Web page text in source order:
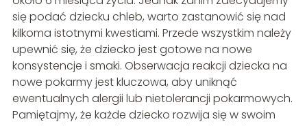
się podać dziecku chleb, warto zastanowić się nad
kilkoma istotnymi kwestiami. Przede wszystkim należy
upewnić się, że dziecko jest gotowe na nowe
konsystencje i smaki. Obserwacja reakcji dziecka na
nowe pokarmy jest kluczowa, aby uniknąć
ewentualnych alergii lub nietolerancji pokarmowych.
Pamiętajmy, że każde dziecko rozwija się w swoim